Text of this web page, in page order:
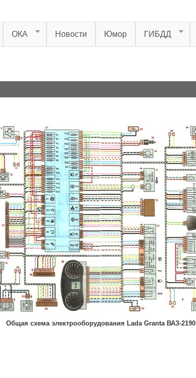
ОКА Новости Юмор ГИБДД
Общая схема электрооборудования Lada Granta ВАЗ-2190